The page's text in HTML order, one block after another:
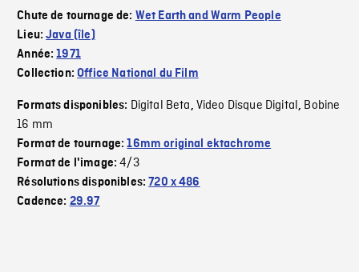
Chute de tournage de: Wet Earth and Warm People
Lieu:Java (île)
Année:1971
Collection:Office National du Film
Formats disponibles: Digital Beta, Video Disque Digital, Bobine
16 mm
Format de tournage:16mm original ektachrome
Format de l'image:4/3
Résolutions disponibles:720 x 486
Cadence: 29.97